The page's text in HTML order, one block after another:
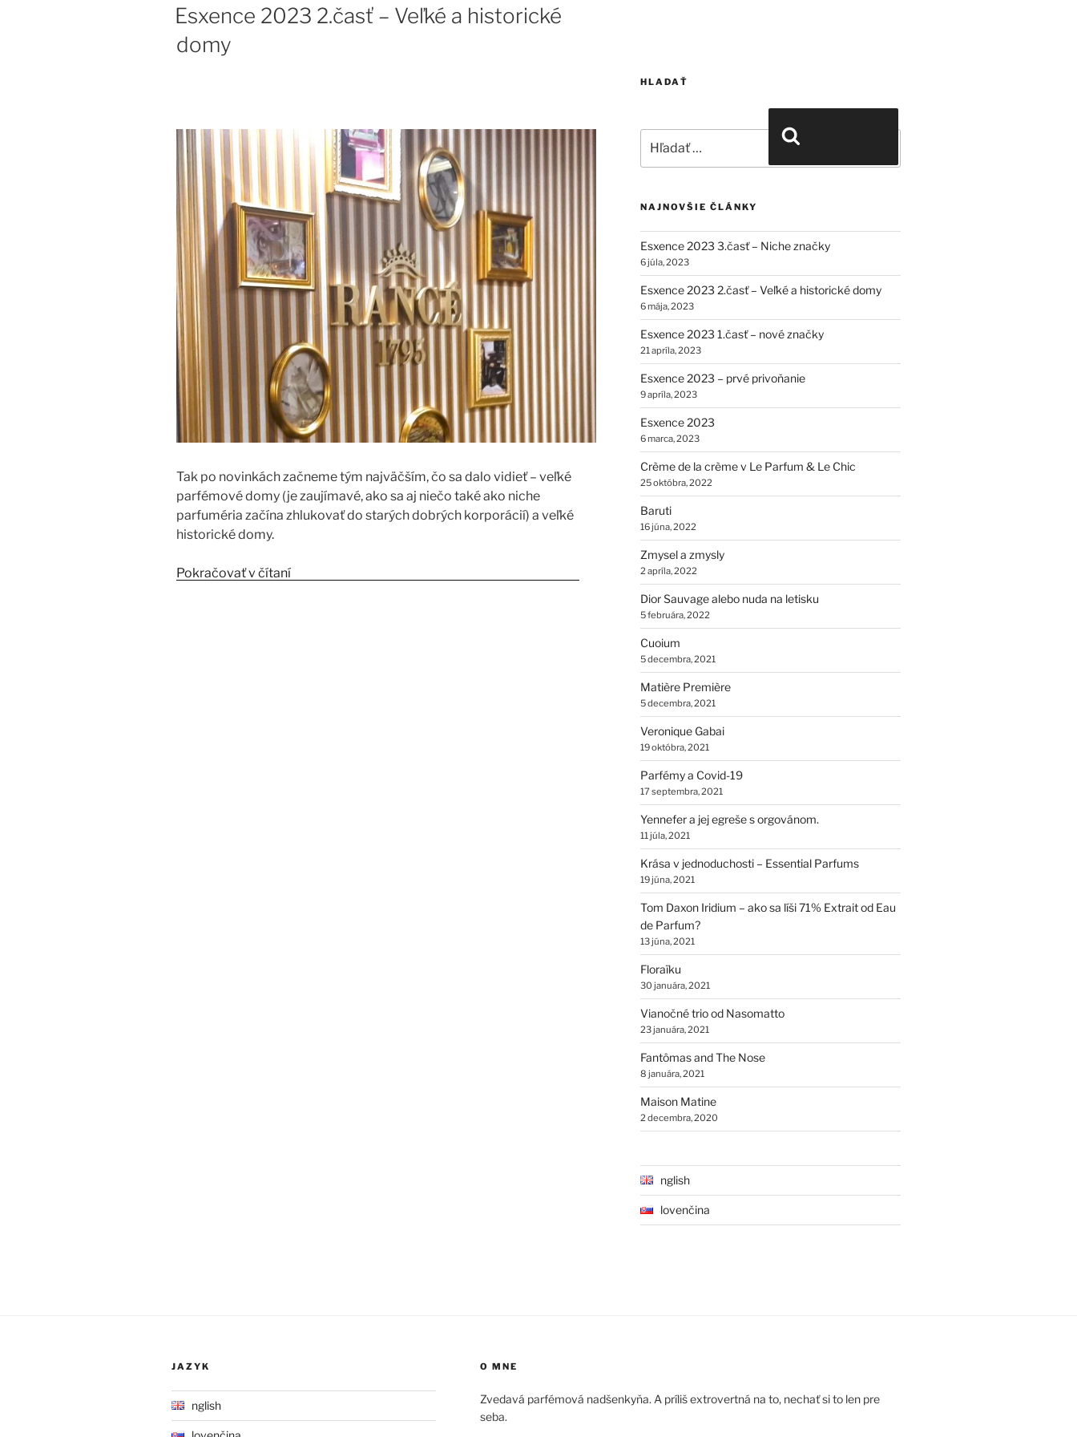
Esxence 2023 2.časť – Veľké a historické
domy
Tak po novinkách začneme tým najväčším, čo sa dalo vidieť – veľké
parfémové domy (je zaujímavé, ako sa aj niečo také ako niche
parfuméria začína zhlukovať do starých dobrých korporácií) a veľké
historické domy.
Pokračovať v čítaní
HLADAŤ
NAJNOVŠIE ČLÁNKY
Esxence 2023 3.časť – Niche značky
6 júla, 2023
Esxence 2023 2.časť – Veľké a historické domy
6 mája, 2023
Esxence 2023 1.časť – nové značky
21 apríla, 2023
Esxence 2023 – prvé privoňanie
9 apríla, 2023
Esxence 2023
6 marca, 2023
Crème de la crème v Le Parfum & Le Chic
25 októbra, 2022
Baruti
16 júna, 2022
Zmysel a zmysly
2 apríla, 2022
Dior Sauvage alebo nuda na letisku
5 februára, 2022
Cuoium
5 decembra, 2021
Matière Première
5 decembra, 2021
Veronique Gabai
19 októbra, 2021
Parfémy a Covid-19
17 septembra, 2021
Yennefer a jej egreše s orgovánom.
11 júla, 2021
Krása v jednoduchosti – Essential Parfums
19 júna, 2021
Tom Daxon Iridium – ako sa líši 71% Extrait od Eau
de Parfum?
13 júna, 2021
Floraïku
30 januára, 2021
Vianočné trio od Nasomatto
23 januára, 2021
Fantômas and The Nose
8 januára, 2021
Maison Matine
2 decembra, 2020
English
Slovenčina
JAZYK
English
O MNE
Zvedavá parfémová nadšenkyňa. A príliš extrovertná na to, nechať si to len pre
seba.